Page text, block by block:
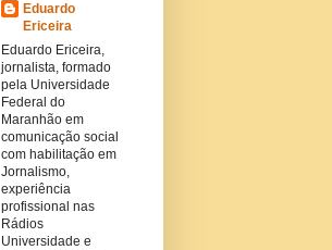
Eduardo
Ericeira
Eduardo Ericeira,
jornalista, formado
pela Universidade
Federal do
Maranhão em
comunicação social
com habilitação em
Jornalismo,
experiência
profissional nas
Rádios
Universidade e